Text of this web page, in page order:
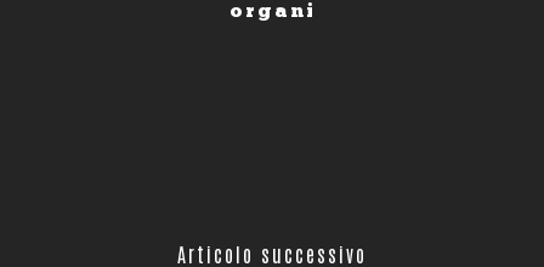
organi
Articolo successivo